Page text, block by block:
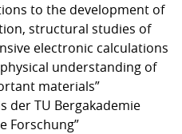
to the development of
structural studies of
elec­tronic calculations
understanding of
materials”
der TU Bergakademie
Forschung”